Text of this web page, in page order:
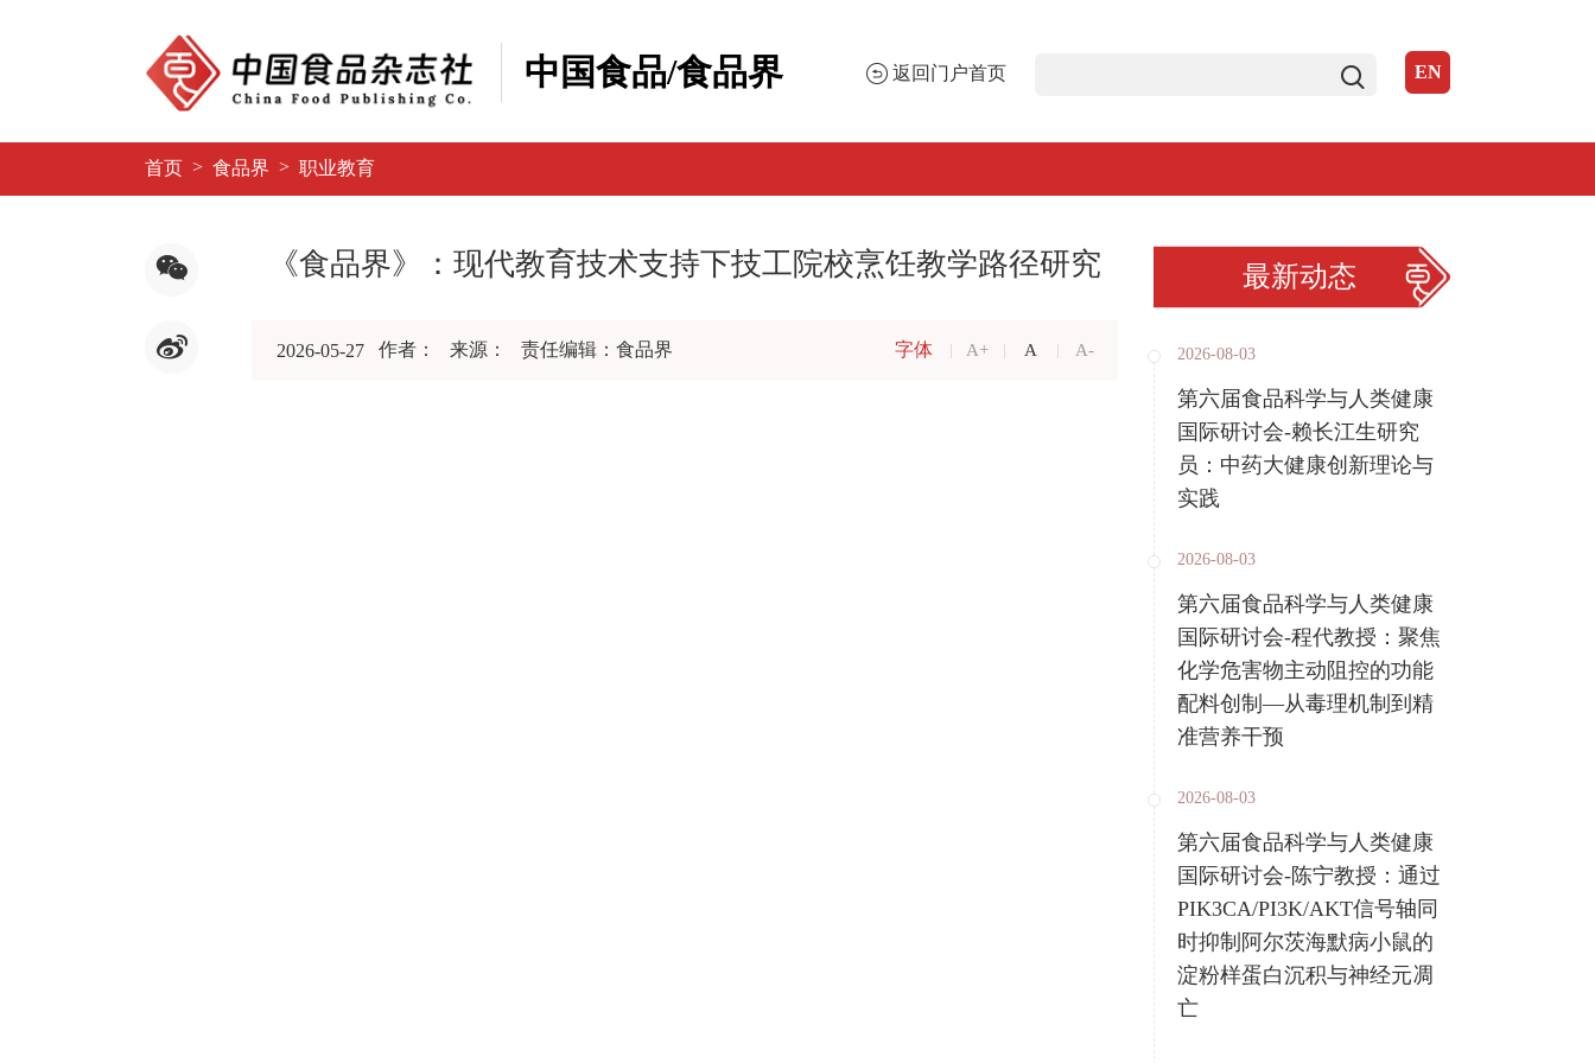
中国食品/食品界 返回门户首页 EN
首页 > 食品界 > 职业教育
《食品界》：现代教育技术支持下技工院校烹饪教学路径研究
2026-05-27 作者： 来源： 责任编辑：食品界 字体 A+ A A-
最新动态
2026-08-03
第六届食品科学与人类健康
国际研讨会-赖长江生研究
员：中药大健康创新理论与
实践
2026-08-03
第六届食品科学与人类健康
国际研讨会-程代教授：聚焦
化学危害物主动阻控的功能
配料创制—从毒理机制到精
准营养干预
2026-08-03
第六届食品科学与人类健康
国际研讨会-陈宁教授：通过
PIK3CA/PI3K/AKT信号轴同
时抑制阿尔茨海默病小鼠的
淀粉样蛋白沉积与神经元凋
亡